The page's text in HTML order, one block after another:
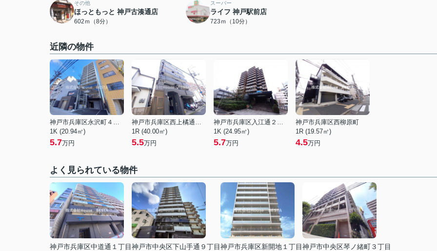
その他
ほっともっと 神戸古湊通店
602ｍ（8分）
スーパー
ライフ 神戸駅前店
723ｍ（10分）
近隣の物件
神戸市兵庫区永沢町４丁目
1K (20.94㎡)
5.7万円
神戸市兵庫区西上橘通２丁目
1R (40.00㎡)
5.5万円
神戸市兵庫区入江通２丁目
1K (24.95㎡)
5.7万円
神戸市兵庫区西柳原町
1R (19.57㎡)
4.5万円
よく見られている物件
神戸市兵庫区中道通１丁目神戸市中央区下山手通９丁目神戸市兵庫区新開地１丁目神戸市中央区琴ノ緒町３丁目